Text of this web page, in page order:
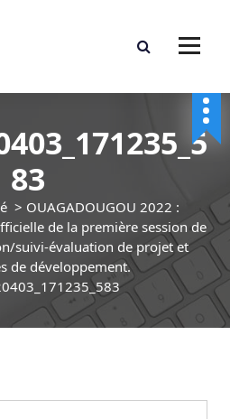
83
> OUAGADOUGOU 2022 :
de la première session de
suivi-évaluation de projet et
de développement.